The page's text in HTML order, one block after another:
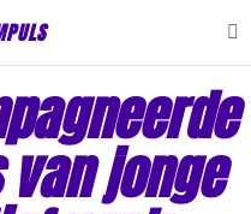
jonge